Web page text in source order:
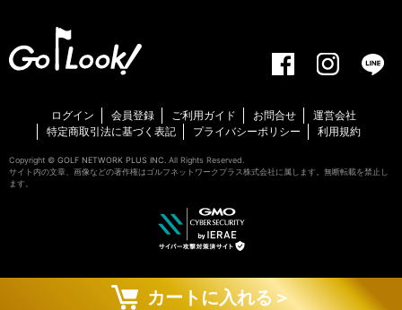
ログイン 会員登録 ご利用ガイド お問合せ
運営会社
特定商取引法に基づく表記
プライバシーポリシー 利用規約
Copyright © GOLF NETWORK PLUS INC. All Rights Reserved.
サイト内の文章、画像などの著作権はゴルフネットワークプラス株式会社に属します。無断転載を禁止し
ます。
カートに入れる＞